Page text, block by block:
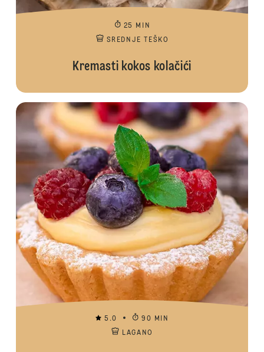
25 MIN
SREDNJE TEŠKO
Kremasti kokos kolačići
5.0
90 MIN
LAGANO